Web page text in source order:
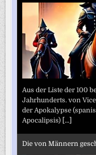
Aus der Liste der 100
Jahrhunderts. von
der Apokalypse
Apocalipsis) [...]
Die von Männern